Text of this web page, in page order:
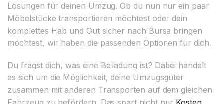
Lösungen für deinen Umzug. Ob du nun nur ein paar
Möbelstücke transportieren möchtest oder dein
komplettes Hab und Gut sicher nach Bursa bringen
möchtest, wir haben die passenden Optionen für dich.
Du fragst dich, was eine Beiladung ist? Dabei handelt
es sich um die Möglichkeit, deine Umzugsgüter
zusammen mit anderen Transporten auf dem gleichen
Fahrzeug zu befördern. Das spart nicht nur Kosten